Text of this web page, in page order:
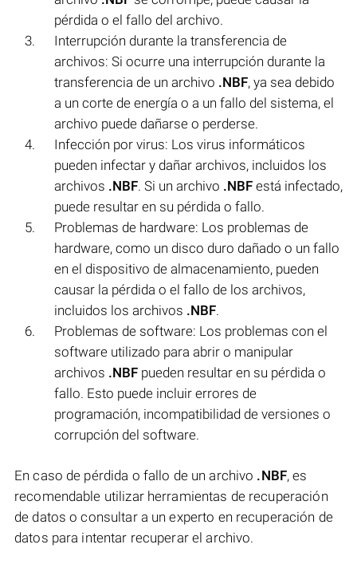
pérdida o el fallo del archivo.
Interrupción durante la transferencia de
archivos: Si ocurre una interrupción durante la
transferencia de un archivo .NBF, ya sea debido
a un corte de energía o a un fallo del sistema, el
archivo puede dañarse o perderse.
Infección por virus: Los virus informáticos
pueden infectar y dañar archivos, incluidos los
archivos .NBF. Si un archivo .NBF está infectado,
puede resultar en su pérdida o fallo.
Problemas de hardware: Los problemas de
hardware, como un disco duro dañado o un fallo
en el dispositivo de almacenamiento, pueden
causar la pérdida o el fallo de los archivos,
incluidos los archivos .NBF.
Problemas de software: Los problemas con el
software utilizado para abrir o manipular
archivos .NBF pueden resultar en su pérdida o
fallo. Esto puede incluir errores de
programación, incompatibilidad de versiones o
corrupción del software.
En caso de pérdida o fallo de un archivo .NBF, es
recomendable utilizar herramientas de recuperación
de datos o consultar a un experto en recuperación de
datos para intentar recuperar el archivo.